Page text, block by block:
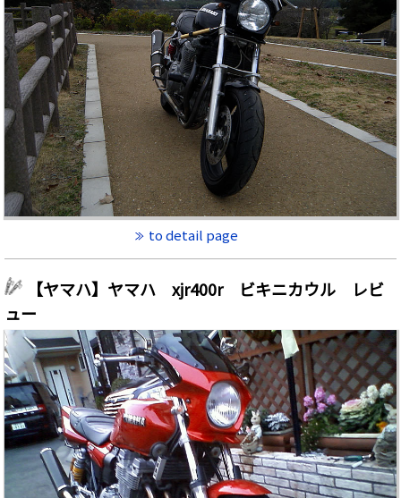
to detail page
【ヤマハ】ヤマハ xjr400r ビキニカウル レビ
ュー